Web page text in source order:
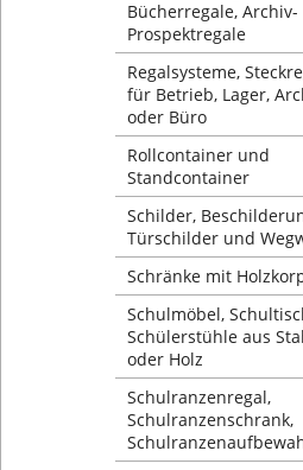
Bücherregale, Archiv-
Prospektregale
Regalsysteme,
für Betrieb, Lager,
oder Büro
Rollcontainer und
Standcontainer
Schilder,
Türschilder und
Schränke mit
Schulmöbel,
Schülerstühle aus
oder Holz
Schulranzenregal,
Schulranzenschrank,